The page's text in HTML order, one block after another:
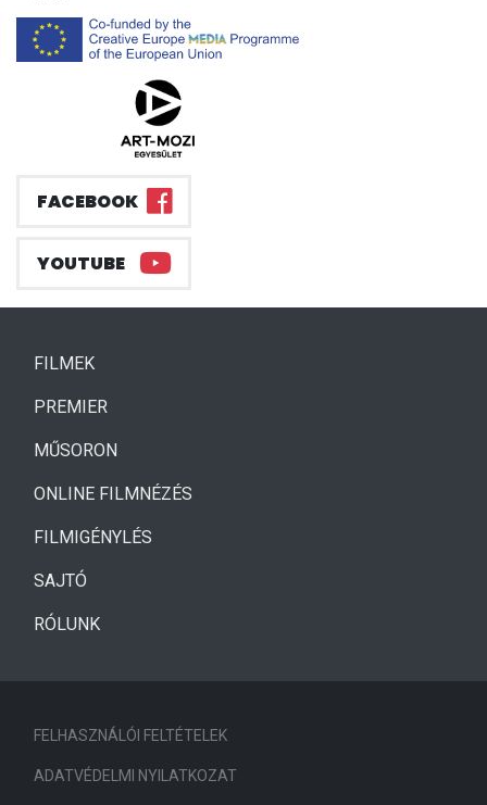
FACEBOOK
YOUTUBE
FILMEK(CURRENT)
PREMIER
MŰSORON
ONLINE FILMNÉZÉS
FILMIGÉNYLÉS
SAJTÓ
RÓLUNK
FELHASZNÁLÓI FELTÉTELEK
ADATVÉDELMI NYILATKOZAT